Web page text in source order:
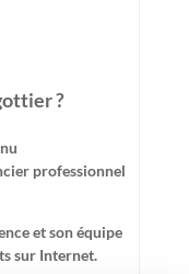
?
professionnel
et son équipe
sur Internet.